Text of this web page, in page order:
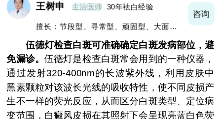
王树申 主治医师 30年袪白经验
擅长：节段型、寻常型、顽固型、大面积白
咨询
伍德灯检查白斑可准确确定白斑发病部位，避
免漏诊。伍德灯是检查白斑常会用到的一种仪器，
通过发射320-400nm的长波紫外线，利用皮肤中
黑素颗粒对该波长光线的吸收特性，使不同皮损产
生不一样的荧光反应，从而区分白斑类型、定位病
变范围，白癜风皮损在其照射下会呈现亮蓝白色荧